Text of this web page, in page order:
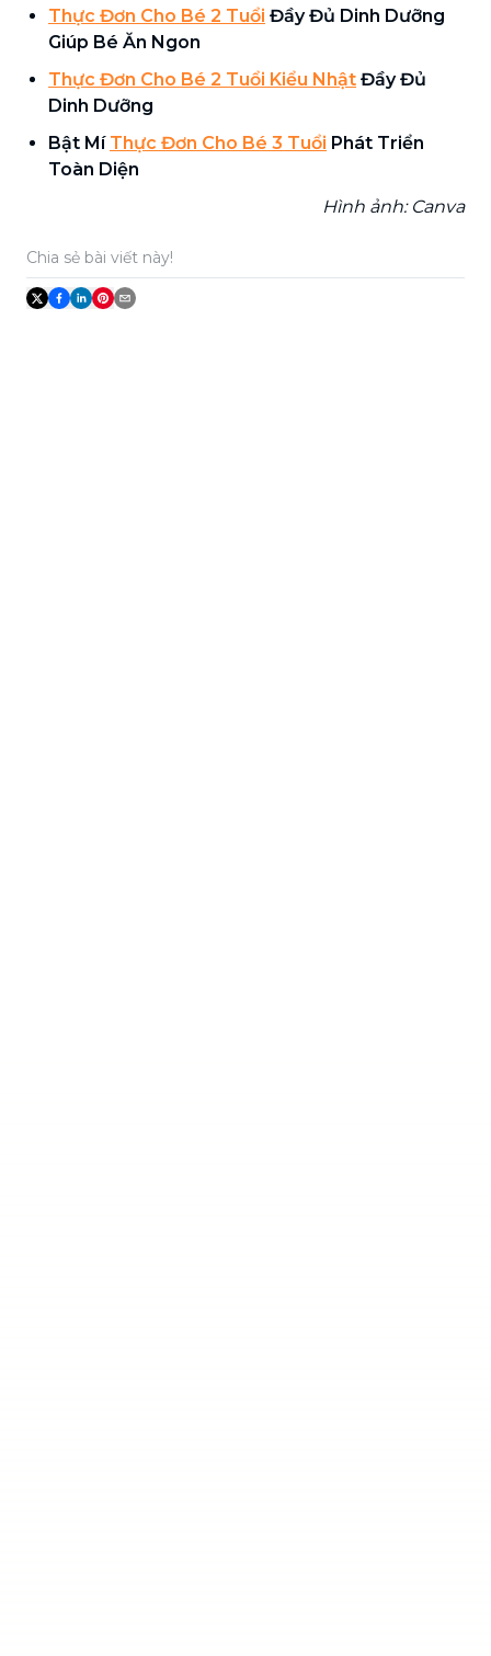
Thực Đơn Cho Bé 2 Tuổi Đầy Đủ Dinh Dưỡng
Giúp Bé Ăn Ngon
Thực Đơn Cho Bé 2 Tuổi Kiểu Nhật Đầy Đủ
Dinh Dưỡng
Bật Mí Thực Đơn Cho Bé 3 Tuổi Phát Triển
Toàn Diện
Hình ảnh: Canva
Chia sẻ bài viết này!